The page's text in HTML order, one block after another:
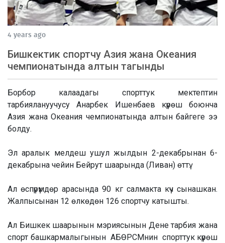
4 years ago
Бишкектик спортчу Азия жана Океания
чемпионатында алтын тагынды
Борбор калаадагы спорттук мектептин
тарбиялануучусу Анарбек Ишенбаев күрөш боюнча
Азия жана Океания чемпионатында алтын байгеге ээ
болду.
Эл аралык мелдеш ушул жылдын 2-декабрынан 6-
декабрына чейин Бейрут шаарында (Ливан) өттү.
Ал өспүрүмдөр арасында 90 кг салмакта күч сынашкан.
Жалпысынан 12 өлкөдөн 126 спортчу катышты.
Ал Бишкек шаарынын мэриясынын Дене тарбия жана
спорт башкармалыгынын АБӨРСМнин спорттук күрөш